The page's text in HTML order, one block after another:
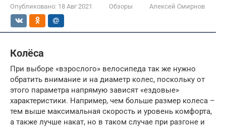
Опубликовано: 18 Авг 2021 Обзоры Алексей Смирнов
Колёса
При выборе «взрослого» велосипеда так же нужно
обратить внимание и на диаметр колес, поскольку от
этого параметра напрямую зависят «ездовые»
характеристики. Например, чем больше размер колеса –
тем выше максимальная скорость и уровень комфорта,
а также лучше накат, но в таком случае при разгоне и